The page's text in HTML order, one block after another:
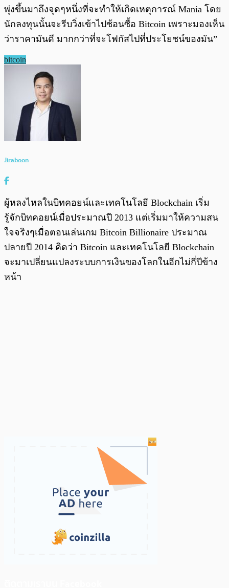
พุ่งขึ้นมาถึงจุดๆหนึ่งที่จะทำให้เกิดเหตุการณ์ Mania โดย
นักลงทุนนั้นจะรีบวิ่งเข้าไปช้อนซื้อ Bitcoin เพราะมองเห็น
ว่าราคามันดี มากกว่าที่จะโฟกัสไปที่ประโยชน์ของมัน”
bitcoin
Jiraboon
ผู้หลงไหลในบิทคอยน์และเทคโนโลยี Blockchain เริ่ม
รู้จักบิทคอยน์เมื่อประมาณปี 2013 แต่เริ่มมาให้ความสน
ใจจริงๆเมื่อตอนเล่นเกม Bitcoin Billionaire ประมาณ
ปลายปี 2014 คิดว่า Bitcoin และเทคโนโลยี Blockchain
จะมาเปลี่ยนแปลงระบบการเงินของโลกในอีกไม่กี่ปีข้าง
หน้า